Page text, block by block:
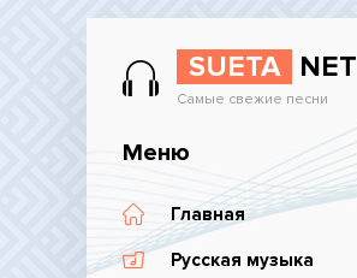
SUETA NET
Самые свежие песни
Меню
Главная
Русская музыка